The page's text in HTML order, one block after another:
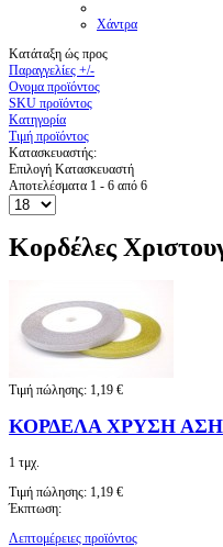
Χάντρα
Κατάταξη ώς προς
Παραγγελίες +/-
Ονομα προϊόντος
SKU προϊόντος
Κατηγορία
Τιμή προϊόντος
Κατασκευαστής:
Επιλογή Κατασκευαστή
Αποτελέσματα 1 - 6 από 6
Κορδέλες
Τιμή πώλησης: 1,19 €
ΚΟΡΔΕΛΑ ΧΡΥΣΗ
1 τμχ.
Τιμή πώλησης: 1,19 €
Έκπτωση:
Λεπτομέρειες προϊόντος